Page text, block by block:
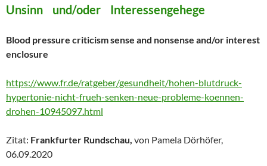
Unsinn und/oder Interessengehege
Blood pressure criticism sense and nonsense and/or interest
enclosure
https://www.fr.de/ratgeber/gesundheit/hohen-blutdruck-
hypertonie-nicht-frueh-senken-neue-probleme-koennen-
drohen-10945097.html
Zitat: Frankfurter Rundschau, von Pamela Dörhöfer,
06.09.2020